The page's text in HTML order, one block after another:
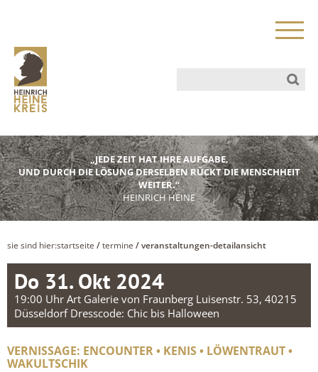
„JEDE ZEIT HAT IHRE AUFGABE,
UND DURCH DIE LÖSUNG DERSELBEN RÜCKT DIE MENSCHHEIT
WEITER.“
HEINRICH HEINE
sie sind hier:startseite /termine / veranstaltungen-detailansicht
Do 31. Okt 2024
19:00 Uhr Art Galerie von Fraunberg Luisenstr. 53, 40215
Düsseldorf Dresscode: Chic bis Halloween
VERNISSAGE: ENCOUNTER • KENIS • LÖWENTRAUT •
WAKULTSCHIK